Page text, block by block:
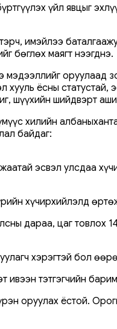
үйл явцыг
имэйлээ
бөглөх маягт нээгднэ.
мэдээллийг оруулаад
хууль ёсны
шүүхийн шийдвэрт
хилийн
байдаг:
эсвэл улсдаа
хүчирхийлэлд
дараа, цаг товлох
хэрэгтэй бол
ивээн тэтгэгчийн
оруулах ёстой.